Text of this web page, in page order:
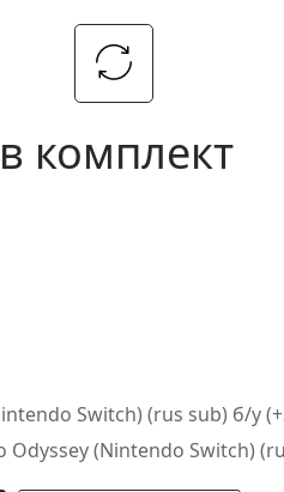
комплект
Switch) (rus sub) б/у
Odyssey (Nintendo Switch)